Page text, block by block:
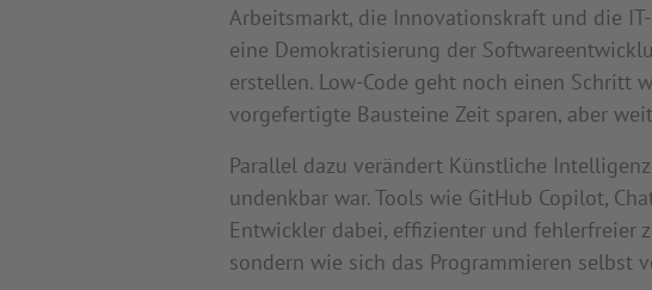
Arbeitsmarkt, die Innovationskraft und die
eine Demokratisierung der
erstellen. Low-Code geht noch einen Schritt
vorgefertigte Bausteine Zeit sparen, aber
Parallel dazu verändert Künstliche
undenkbar war. Tools wie GitHub Copilot,
Entwickler dabei, effizienter und fehlerfreier
sondern wie sich das Programmieren selbst